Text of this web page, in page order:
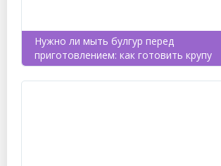
Нужно ли мыть булгур перед
приготовлением: как готовить крупу